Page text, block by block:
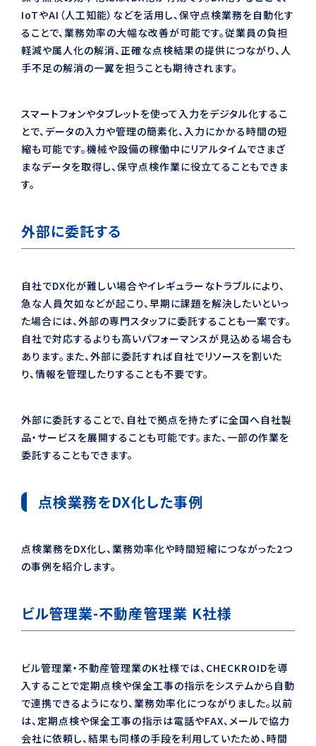
IoTやAI（人工知能）などを活用し、保守点検業務を自動化す
ることで、業務効率の大幅な改善が可能です。従業員の負担
軽減や属人化の解消、正確な点検結果の提供につながり、人
手不足の解消の一翼を担うことも期待されます。
スマートフォンやタブレットを使って入力をデジタル化するこ
とで、データの入力や管理の簡素化、入力にかかる時間の短
縮も可能です。機械や設備の稼働中にリアルタイムでさまざ
まなデータを取得し、保守点検作業に役立てることもできま
す。
外部に委託する
自社でDX化が難しい場合やイレギュラーなトラブルにより、
急な人員欠如などが起こり、早期に課題を解決したいといっ
た場合には、外部の専門スタッフに委託することも一案です。
自社で対応するよりも高いパフォーマンスが見込める場合も
あります。また、外部に委託すれば自社でリソースを割いた
り、情報を管理したりすることも不要です。
外部に委託することで、自社で拠点を持たずに全国へ自社製
品・サービスを展開することも可能です。また、一部の作業を
委託することもできます。
点検業務をDX化した事例
点検業務をDX化し、業務効率化や時間短縮につながった2つ
の事例を紹介します。
ビル管理業-不動産管理業 K社様
ビル管理業・不動産管理業のK社様では、CHECKROIDを導
入することで定期点検や保全工事の指示をシステムから自動
で連携できるようになり、業務効率化につながりました。以前
は、定期点検や保全工事の指示は電話やFAX、メールで協力
会社に依頼し、結果も同様の手段を利用していたため、時間